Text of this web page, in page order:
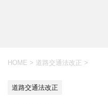
HOME > 道路交通法改正 >
道路交通法改正